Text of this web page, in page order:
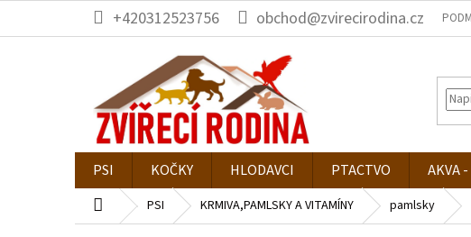
obsah
+420312523756 obchod@zvirecirodina.cz
PSI KOČKY HLODAVCI PTACTVO AKVA
Domů PSI KRMIVA,PAMLSKY A VITAMÍNY pamlsky